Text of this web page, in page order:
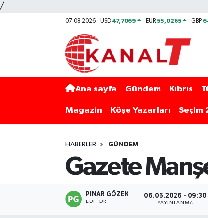
/
07-08-2026 USD 47,7069 EUR55,0265 GBP
Ana sayfa Gündem Kıbrıs
Magazin Köşe Yazarları Seçim
HABERLER GÜNDEM
Gazete
PINAR GÖZEK
EDITÖR
06.06.2026 - 09:30
YAYINLANMA